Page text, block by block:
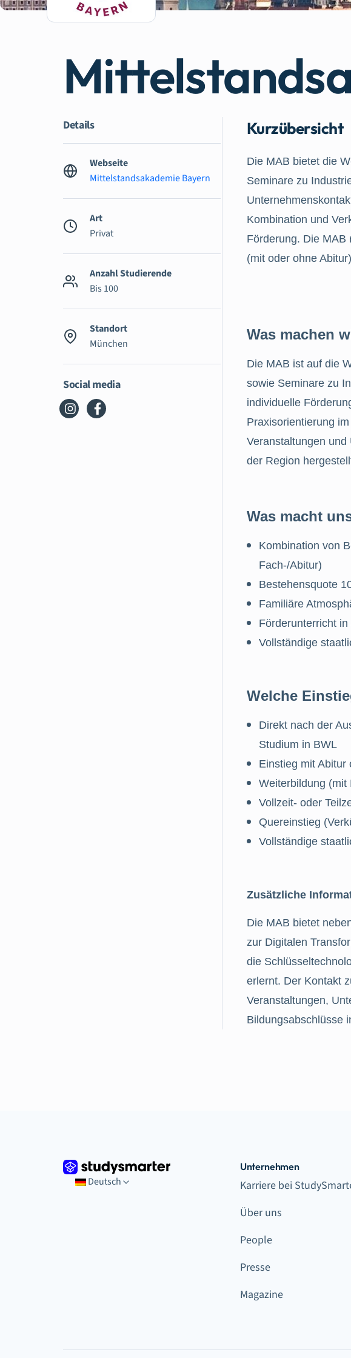
Details
Webseite
Mittelstandsakademie Bayern
Art
Privat
Anzahl Studierende
Bis 100
Standort
München
Social media
Kurzübersicht
Die MAB bietet die
Seminare zu
Kombination und
Förderung. Die MAB
(mit oder ohne
Was machen
Die MAB ist auf die
sowie Seminare zu
individuelle
Praxisorientierung
Veranstaltungen
der Region
Was macht
Kombination von
Fach-/Abitur)
Bestehensquote
Familiäre
Förderunterricht
Vollständige
Welche
Direkt nach der
Studium in BWL
Einstieg mit Abitur
Weiterbildung (mit
Vollzeit- oder
Quereinstieg
Vollständige
Zusätzliche
Die MAB bietet
zur Digitalen
die
erlernt. Der Kontakt
Veranstaltungen,
Bildungsabschlüsse
Deutsch
Unternehmen
Karriere bei
Über uns
People
Presse
Magazine